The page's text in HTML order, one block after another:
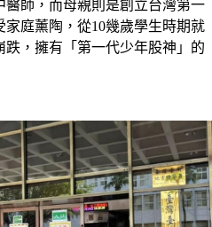
庭薰陶，從10幾歲學生時期就
跌，擁有「第一代少年股神」的